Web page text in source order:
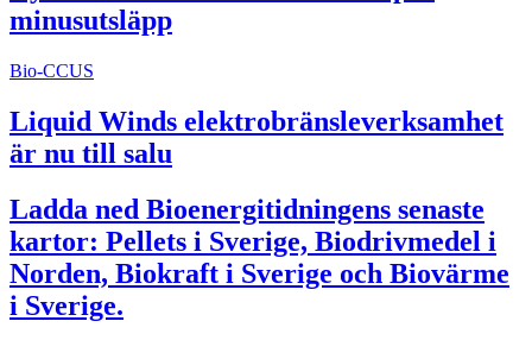
minusutsläpp
Bio-CCUS
Liquid Winds elektrobränsleverksamhet
är nu till salu
Ladda ned Bioenergitidningens senaste
kartor: Pellets i Sverige, Biodrivmedel i
Norden, Biokraft i Sverige och Biovärme
i Sverige.